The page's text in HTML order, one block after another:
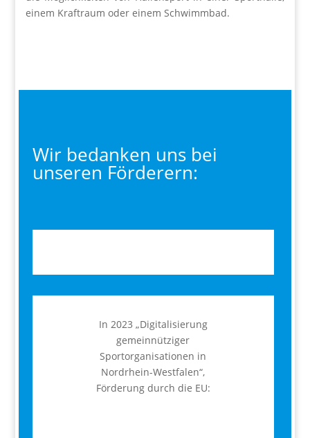
einem Kraftraum oder einem Schwimmbad.
Wir bedanken uns bei
unseren Förderern:
In 2023 „Digitalisierung
gemeinnütziger
Sportorganisationen in
Nordrhein-Westfalen“,
Förderung durch die EU: